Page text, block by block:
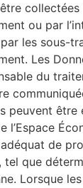
collectées
ou par
les sous-
Les
du
peuvent être
l’Espace
de
tel que
Lorsque